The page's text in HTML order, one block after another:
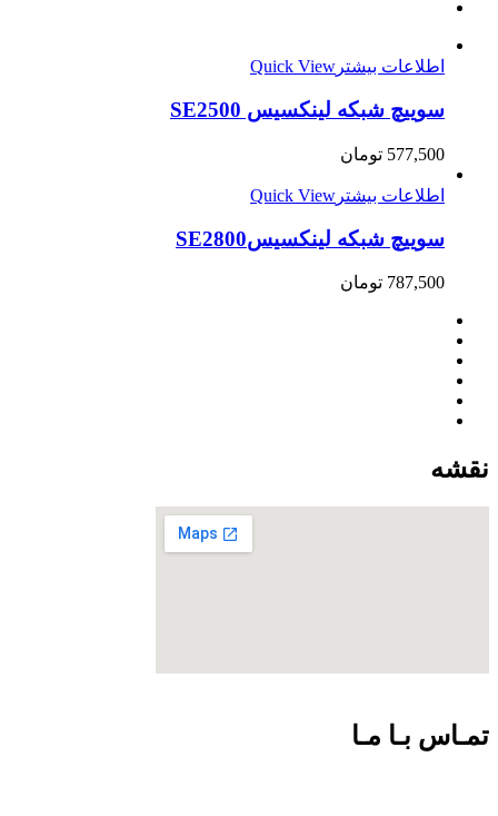
اطلاعات بیشتر Quick View
سوییچ شبکه لینکسیس SE2500
577,500 تومان
اطلاعات بیشتر Quick View
سوییچ شبکه لینکسیسSE2800
787,500 تومان
نقشه
تمـاس بـا مـا